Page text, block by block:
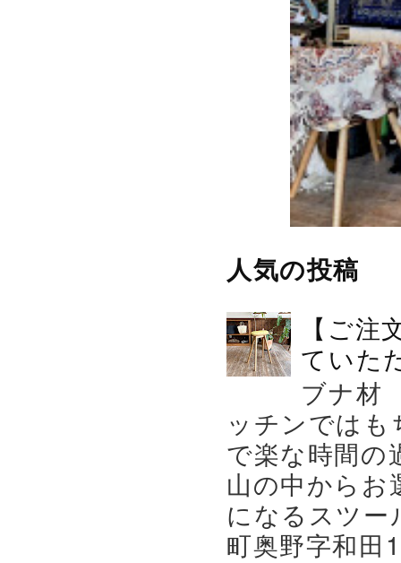
人気の投稿
【ご
ていた
ブナ材
ッチンでは
で楽な時間の
山の中から
になるスツー
町奥野字和